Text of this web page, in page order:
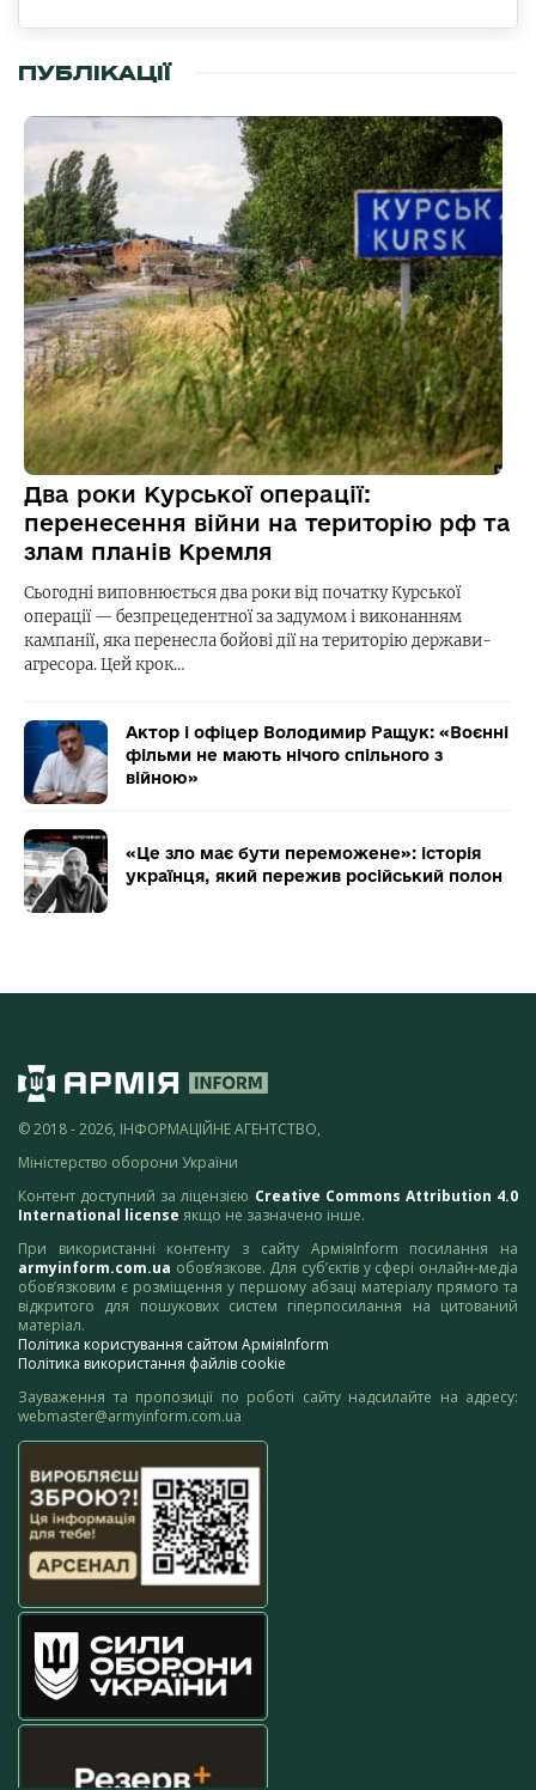
ПУБЛІКАЦІЇ
Два роки Курської операції:
перенесення війни на територію рф та
злам планів Кремля
Сьогодні виповнюється два роки від початку Курської
операції — безпрецедентної за задумом і виконанням
кампанії, яка перенесла бойові дії на територію держави-
агресора. Цей крок…
Актор і офіцер Володимир Ращук: «Воєнні
фільми не мають нічого спільного з
війною»
«Це зло має бути переможене»: історія
українця, який пережив російський полон
© 2018 - 2026, ІНФОРМАЦІЙНЕ АГЕНТСТВО,
Міністерство оборони України
Контент доступний за ліцензією Creative Commons Attribution 4.0
International license якщо не зазначено інше.
При використанні контенту з сайту АрміяInform посилання на
armyinform.com.ua обов’язкове. Для суб’єктів у сфері онлайн-медіа
обов’язковим є розміщення у першому абзаці матеріалу прямого та
відкритого для пошукових систем гіперпосилання на цитований
матеріал.
Політика користування сайтом АрміяInform
Політика використання файлів cookie
Зауваження та пропозиції по роботі сайту надсилайте на адресу:
webmaster@armyinform.com.ua